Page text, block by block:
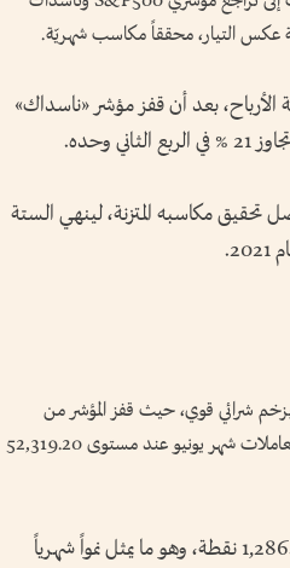
عكس التيار، محققاً مكاسب شهريّة.
الأرباح، بعد أن قفز مؤشر «ناسداك»
تحقيق مكاسبه المتزنة، لينهي الستة
شرائي قوي، حيث قفز المؤشر من
مستوى إغلاقه السابق في شهر مايو، البالغ 51,032.46 نقطة، لينهي تعاملات شهر يونيو عند مستوى 52,319.20
وبهذا الصعود، سجل المؤشر العريق قيمة تغير إيجابية بلغت 1,286.74 نقطة، وهو ما يمثل نمواً شهرياً